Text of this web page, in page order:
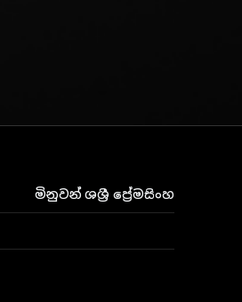
මිනුවන් ශශ්‍රී ප්‍රේමසිංහ